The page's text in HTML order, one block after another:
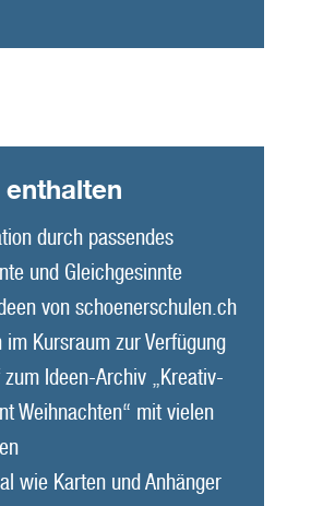
durch passendes
und Gleichgesinnte
von schoenerschulen.ch
im Kursraum zur Verfügung
Ideen-Archiv „Kreativ-
Weihnachten“ mit vielen
wie Karten und Anhänger